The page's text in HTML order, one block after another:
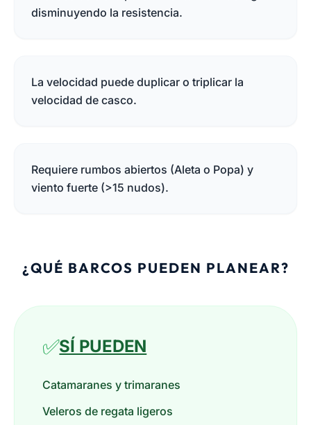
disminuyendo la resistencia.
La velocidad puede duplicar o triplicar la
velocidad de casco.
Requiere rumbos abiertos (Aleta o Popa) y
viento fuerte (>15 nudos).
¿QUÉ BARCOS PUEDEN PLANEAR?
✅SÍ PUEDEN
Catamaranes y trimaranes
Veleros de regata ligeros